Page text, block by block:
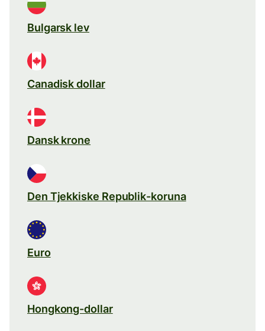
Bulgarsk lev
Canadisk dollar
Dansk krone
Den Tjekkiske Republik-koruna
Euro
Hongkong-dollar